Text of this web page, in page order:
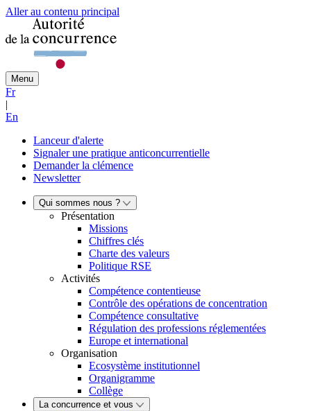
Aller au contenu principal
Menu
Fr
|
En
Lanceur d'alerte
Signaler une pratique anticoncurrentielle
Demander la clémence
Newsletter
Qui sommes nous ?
Présentation
Missions
Chiffres clés
Charte des valeurs
Politique RSE
Activités
Compétence contentieuse
Contrôle des opérations de concentration
Compétence consultative
Régulation des professions réglementées
Europe et international
Organisation
Ecosystème institutionnel
Organigramme
Collège
La concurrence et vous